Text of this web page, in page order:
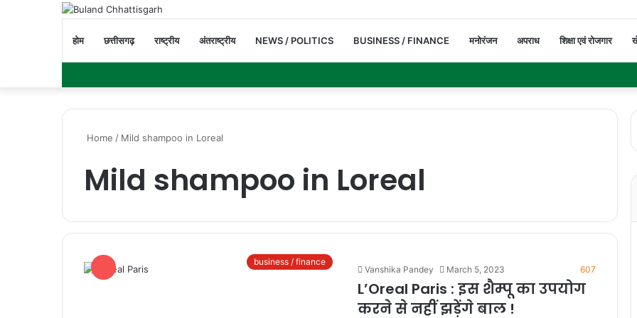
होम छत्तीसगढ़ राष्ट्रीय अंतराष्ट्रीय NEWS / POLITICS BUSINESS / FINANCE मनोरंजन अपराध शिक्षा एवं रोजगार
Home / Mild shampoo in Loreal
Mild shampoo in Loreal
business / finance
Vanshika Pandey March 5, 2023 607
L’Oreal Paris : इस शैम्पू का उपयोग
करने से नहीं झड़ेंगे बाल !